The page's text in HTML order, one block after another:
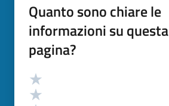
Quanto sono chiare le
informazioni su questa
pagina?
Valutazione